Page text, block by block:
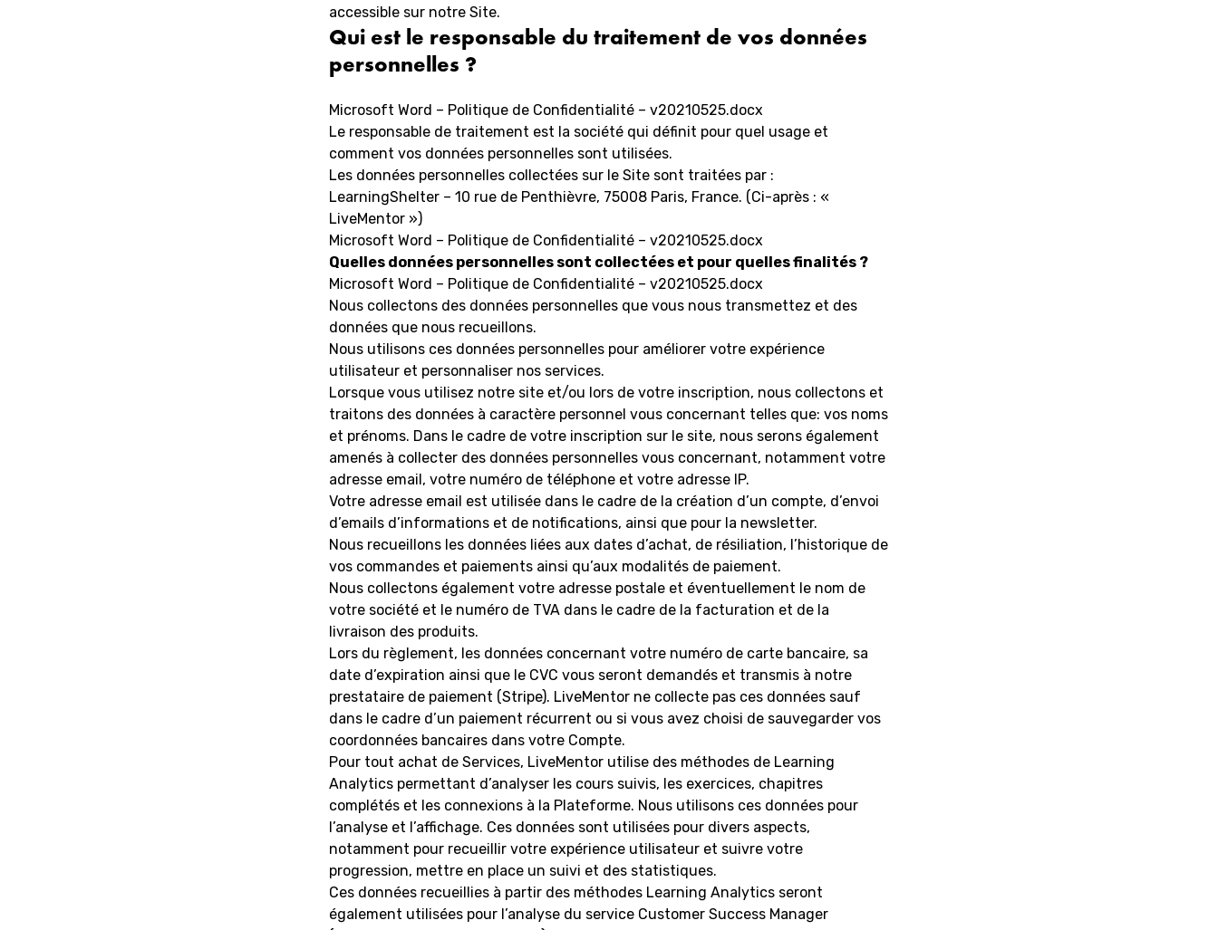
accessible sur notre Site.
Qui est le responsable du traitement de vos données
personnelles ?
Microsoft Word – Politique de Confidentialité – v20210525.docx
Le responsable de traitement est la société qui définit pour quel usage et
comment vos données personnelles sont utilisées.
Les données personnelles collectées sur le Site sont traitées par :
LearningShelter – 10 rue de Penthièvre, 75008 Paris, France. (Ci-après : «
LiveMentor »)
Microsoft Word – Politique de Confidentialité – v20210525.docx
Quelles données personnelles sont collectées et pour quelles finalités ?
Microsoft Word – Politique de Confidentialité – v20210525.docx
Nous collectons des données personnelles que vous nous transmettez et des
données que nous recueillons.
Nous utilisons ces données personnelles pour améliorer votre expérience
utilisateur et personnaliser nos services.
Lorsque vous utilisez notre site et/ou lors de votre inscription, nous collectons et
traitons des données à caractère personnel vous concernant telles que: vos noms
et prénoms. Dans le cadre de votre inscription sur le site, nous serons également
amenés à collecter des données personnelles vous concernant, notamment votre
adresse email, votre numéro de téléphone et votre adresse IP.
Votre adresse email est utilisée dans le cadre de la création d’un compte, d’envoi
d’emails d’informations et de notifications, ainsi que pour la newsletter.
Nous recueillons les données liées aux dates d’achat, de résiliation, l’historique de
vos commandes et paiements ainsi qu’aux modalités de paiement.
Nous collectons également votre adresse postale et éventuellement le nom de
votre société et le numéro de TVA dans le cadre de la facturation et de la
livraison des produits.
Lors du règlement, les données concernant votre numéro de carte bancaire, sa
date d’expiration ainsi que le CVC vous seront demandés et transmis à notre
prestataire de paiement (Stripe). LiveMentor ne collecte pas ces données sauf
dans le cadre d’un paiement récurrent ou si vous avez choisi de sauvegarder vos
coordonnées bancaires dans votre Compte.
Pour tout achat de Services, LiveMentor utilise des méthodes de Learning
Analytics permettant d’analyser les cours suivis, les exercices, chapitres
complétés et les connexions à la Plateforme. Nous utilisons ces données pour
l’analyse et l’affichage. Ces données sont utilisées pour divers aspects,
notamment pour recueillir votre expérience utilisateur et suivre votre
progression, mettre en place un suivi et des statistiques.
Ces données recueillies à partir des méthodes Learning Analytics seront
également utilisées pour l’analyse du service Customer Success Manager